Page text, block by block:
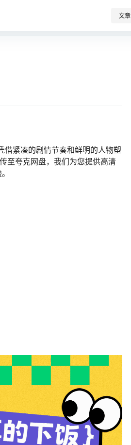
文章
借紧凑的剧情节奏和鲜明的人物塑
至夸克网盘，我们为您提供高清